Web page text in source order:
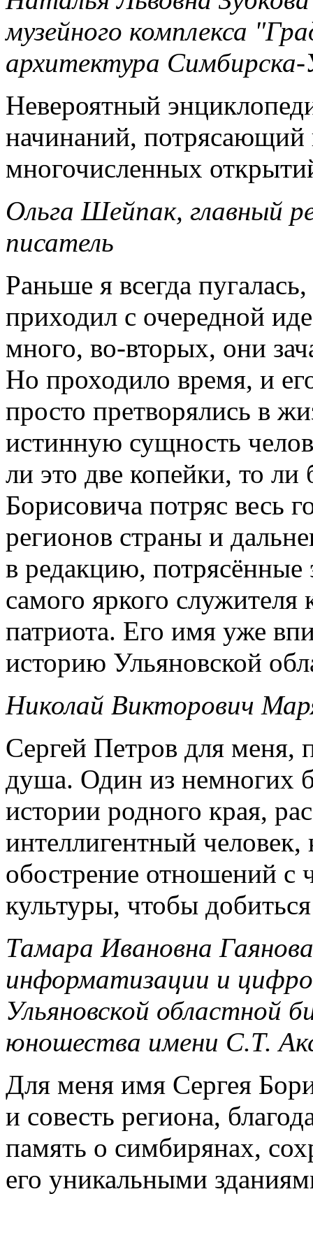
музейного комплекса
архитектура Симбирска-
Невероятный
начинаний, потрясающий
многочисленных
Ольга Шейпак, главный
писатель
Раньше я всегда
приходил с очередной
много, во-вторых, они
Но проходило время, и
просто претворялись в
истинную сущность
ли это две копейки, то
Борисовича потряс весь
регионов страны и
в редакцию,
самого яркого служителя
патриота. Его имя уже
историю Ульяновской
Николай Викторович
Сергей Петров для меня,
душа. Один из немногих
истории родного края,
интеллигентный
обострение отношений с
культуры, чтобы
Тамара Ивановна
информатизации и
Ульяновской областной
юношества имени С.Т.
Для меня имя Сергея
и совесть региона,
память о симбирянах,
его уникальными